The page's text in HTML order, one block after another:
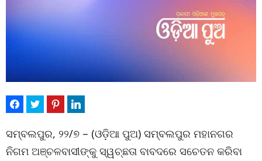
ସମ୍ବଲପୁର, ୨୨/୭ – (ଓଡ଼ିଆ ପୁଅ) ସମ୍ବଲପୁର ମହାନଗର
ନିଗମ ଅଞ୍ଚଳବାସୀଙ୍କୁ ସ୍ୱଚ୍ଛତା ବାବଦରେ ସଚେତନ କରିବା